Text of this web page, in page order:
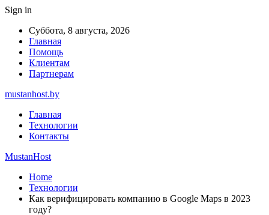
Sign in
Суббота, 8 августа, 2026
Главная
Помощь
Клиентам
Партнерам
mustanhost.by
Главная
Технологии
Контакты
MustanHost
Home
Технологии
Как верифицировать компанию в Google Maps в 2023
году?